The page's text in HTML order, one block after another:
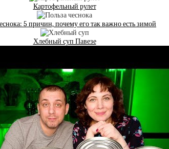
Картофельный рулет
5 причин, почему его так важно есть зимой
Хлебный суп Павезе